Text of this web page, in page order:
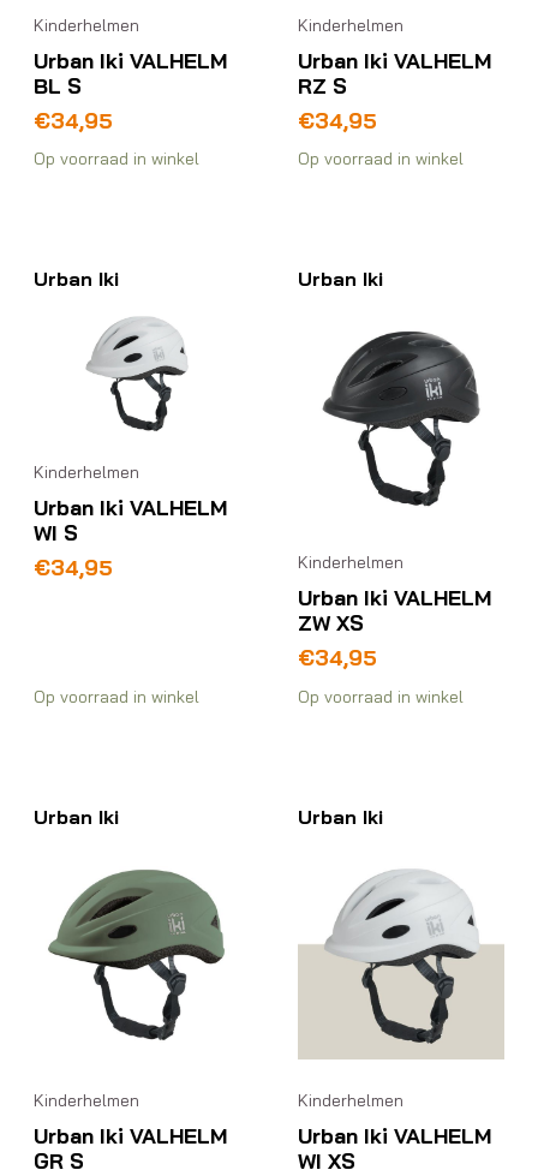
Kinderhelmen
Urban Iki VALHELM
BL S
€34,95
Op voorraad in winkel
Kinderhelmen
Urban Iki VALHELM
RZ S
€34,95
Op voorraad in winkel
Urban Iki
Kinderhelmen
Urban Iki VALHELM
WI S
€34,95
Op voorraad in winkel
Urban Iki
Kinderhelmen
Urban Iki VALHELM
ZW XS
€34,95
Op voorraad in winkel
Urban Iki
Kinderhelmen
Urban Iki VALHELM
GR S
Urban Iki
Kinderhelmen
Urban Iki VALHELM
WI XS